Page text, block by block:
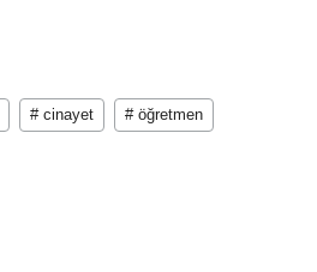
# cinayet # öğretmen